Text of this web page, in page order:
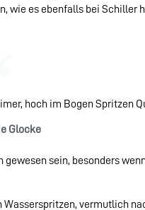
wie es ebenfalls bei Schiller
hoch im Bogen Spritzen
Glocke
sein, besonders
vermutlich